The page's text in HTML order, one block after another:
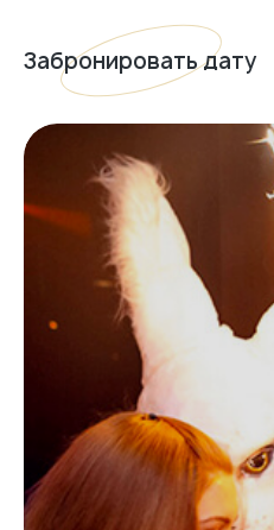
Забронировать дату